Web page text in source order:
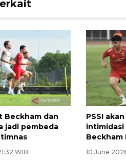
Beckham dan
jadi pembeda
WIB
PSSI
Beckham
10 June